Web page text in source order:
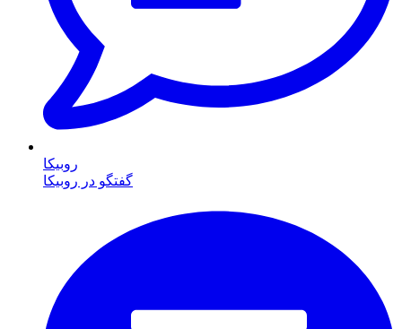
روبیکا
گفتگو در روبیکا